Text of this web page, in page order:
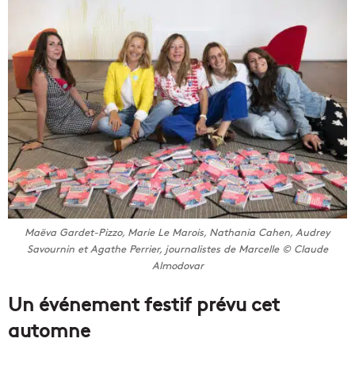
Maëva Gardet-Pizzo, Marie Le Marois, Nathania Cahen, Audrey
Savournin et Agathe Perrier, journalistes de Marcelle © Claude
Almodovar
Un événement festif prévu cet
automne